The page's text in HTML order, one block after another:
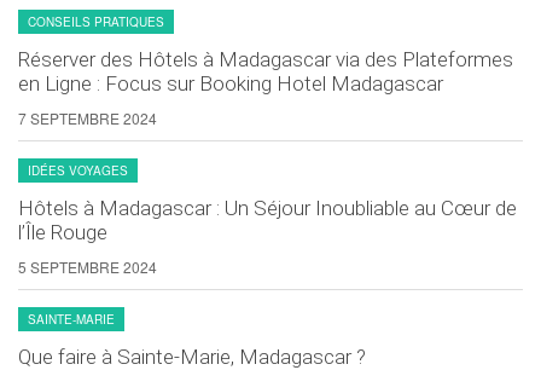
CONSEILS PRATIQUES
Réserver des Hôtels à Madagascar via des Plateformes
en Ligne : Focus sur Booking Hotel Madagascar
7 SEPTEMBRE 2024
IDÉES VOYAGES
Hôtels à Madagascar : Un Séjour Inoubliable au Cœur de
l’Île Rouge
5 SEPTEMBRE 2024
SAINTE-MARIE
Que faire à Sainte-Marie, Madagascar ?